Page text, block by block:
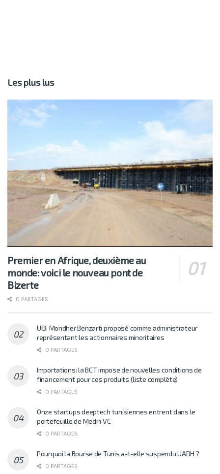
Les plus lus
Premier en Afrique, deuxième au
monde: voici le nouveau pont de
Bizerte
0 PARTAGES
UIB: Mondher Benzarti proposé comme administrateur
représentant les actionnaires minoritaires
0 PARTAGES
Importations: la BCT impose de nouvelles conditions de
financement pour ces produits (liste complète)
0 PARTAGES
Onze startups deeptech tunisiennes entrent dans le
portefeuille de Medin VC
0 PARTAGES
Pourquoi la Bourse de Tunis a-t-elle suspendu UADH ?
0 PARTAGES